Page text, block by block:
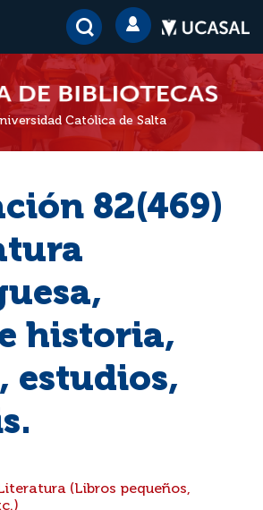
Católica de Salta
82(469)
historia,
estudios,
(Libros pequeños,